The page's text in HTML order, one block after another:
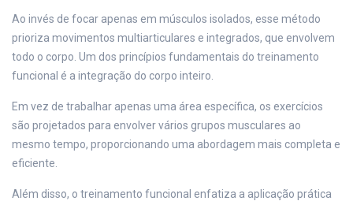
Ao invés de focar apenas em músculos isolados, esse método
prioriza movimentos multiarticulares e integrados, que envolvem
todo o corpo. Um dos princípios fundamentais do treinamento
funcional é a integração do corpo inteiro.
Em vez de trabalhar apenas uma área específica, os exercícios
são projetados para envolver vários grupos musculares ao
mesmo tempo, proporcionando uma abordagem mais completa e
eficiente.
Além disso, o treinamento funcional enfatiza a aplicação prática